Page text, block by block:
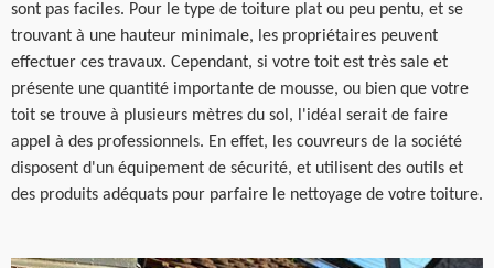
sont pas faciles. Pour le type de toiture plat ou peu pentu, et se
trouvant à une hauteur minimale, les propriétaires peuvent
effectuer ces travaux. Cependant, si votre toit est très sale et
présente une quantité importante de mousse, ou bien que votre
toit se trouve à plusieurs mètres du sol, l'idéal serait de faire
appel à des professionnels. En effet, les couvreurs de la société
disposent d'un équipement de sécurité, et utilisent des outils et
des produits adéquats pour parfaire le nettoyage de votre toiture.